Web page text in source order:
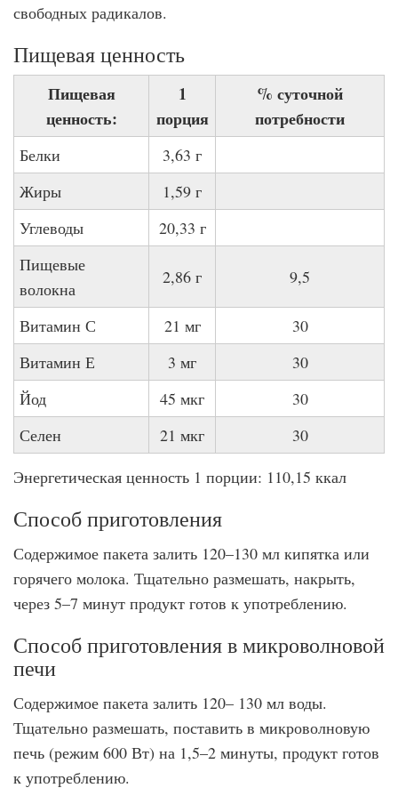
свободных радикалов.
Пищевая ценность
Пищевая
ценность:
1
порция
% суточной
потребности
Белки
3,63 г
Жиры
1,59 г
Углеводы
20,33 г
Пищевые
волокна
2,86 г 9,5
Витамин С 21 мг
30
Витамин Е
3 мг
30
Йод
45 мкг
30
Селен
21 мкг
30
Энергетическая ценность 1 порции: 110,15 ккал
Способ приготовления
Содержимое пакета залить 120–130 мл кипятка или
горячего молока. Тщательно размешать, накрыть,
через 5–7 минут продукт готов к употреблению.
Способ приготовления в микроволновой
печи
Содержимое пакета залить 120– 130 мл воды.
Тщательно размешать, поставить в микроволновую
печь (режим 600 Вт) на 1,5–2 минуты, продукт готов
к употреблению.